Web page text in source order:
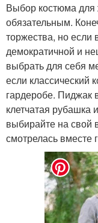
Выбор костюма для
обязательным.
торжества, но если
демократичной и
выбрать для себя
если классический
гардеробе. Пиджак
клетчатая рубашка
выбирайте на свой
смотрелась вместе